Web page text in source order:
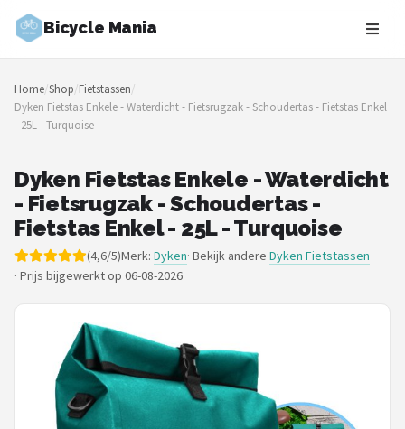
Bicycle Mania
Zoeken
NAVIGATIE
Shop
Merken
Blog
Fietsroutes
Kinderfietsen
Stadsfietsen
Elektrische fietsen
Home/Shop/Fietstassen/
Dyken Fietstas Enkele - Waterdicht - Fietsrugzak - Schoudertas - Fietstas Enkel
- 25L - Turquoise
Dyken Fietstas Enkele - Waterdicht
- Fietsrugzak - Schoudertas -
Fietstas Enkel - 25L - Turquoise
(4,6/5)Merk: Dyken· Bekijk andere Dyken Fietstassen
· Prijs bijgewerkt op 06-08-2026